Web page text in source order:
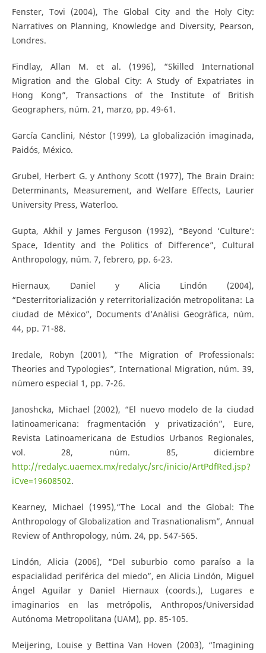
Fenster, Tovi (2004), The Global City and the Holy City:
Narratives on Planning, Knowledge and Diversity, Pearson,
Londres.
Findlay, Allan M. et al. (1996), “Skilled International
Migration and the Global City: A Study of Expatriates in
Hong Kong”, Transactions of the Institute of British
Geographers, núm. 21, marzo, pp. 49-61.
García Canclini, Néstor (1999), La globalización imaginada,
Paidós, México.
Grubel, Herbert G. y Anthony Scott (1977), The Brain Drain:
Determinants, Measurement, and Welfare Effects, Laurier
University Press, Waterloo.
Gupta, Akhil y James Ferguson (1992), “Beyond ‘Culture’:
Space, Identity and the Politics of Difference”, Cultural
Anthropology, núm. 7, febrero, pp. 6-23.
Hiernaux, Daniel y Alicia Lindón (2004),
“Desterritorialización y reterritorialización metropolitana: La
ciudad de México”, Documents d’Anàlisi Geogràfica, núm.
44, pp. 71-88.
Iredale, Robyn (2001), “The Migration of Professionals:
Theories and Typologies”, International Migration, núm. 39,
número especial 1, pp. 7-26.
Janoshcka, Michael (2002), “El nuevo modelo de la ciudad
latinoamericana: fragmentación y privatización”, Eure,
Revista Latinoamericana de Estudios Urbanos Regionales,
vol. 28, núm. 85, diciembre
http://redalyc.uaemex.mx/redalyc/src/inicio/ArtPdfRed.jsp?
iCve=19608502.
Kearney, Michael (1995),“The Local and the Global: The
Anthropology of Globalization and Trasnationalism”, Annual
Review of Anthropology, núm. 24, pp. 547-565.
Lindón, Alicia (2006), “Del suburbio como paraíso a la
espacialidad periférica del miedo”, en Alicia Lindón, Miguel
Ángel Aguilar y Daniel Hiernaux (coords.), Lugares e
imaginarios en las metrópolis, Anthropos/Universidad
Autónoma Metropolitana (UAM), pp. 85-105.
Meijering, Louise y Bettina Van Hoven (2003), “Imagining